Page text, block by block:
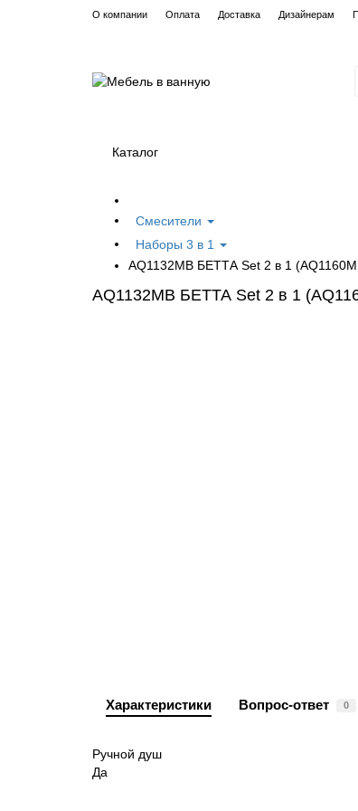
О компании Оплата Доставка Дизайнерам
Каталог
Смесители
Наборы 3 в 1
AQ1132MB БЕТТА Set 2 в 1
AQ1132MB БЕТТА Set 2 в 1
Характеристики Вопрос-ответ 0
Ручной душ
Да